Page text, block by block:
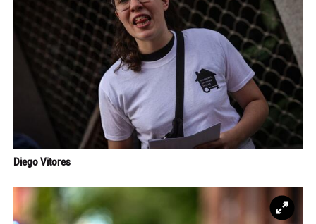
Diego Vitores